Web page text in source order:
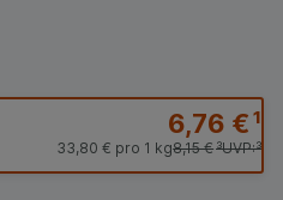
6,76 €¹
UVP:³
8,15 €³
33,80 € pro 1 kg